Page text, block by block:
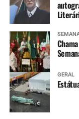
GERAL